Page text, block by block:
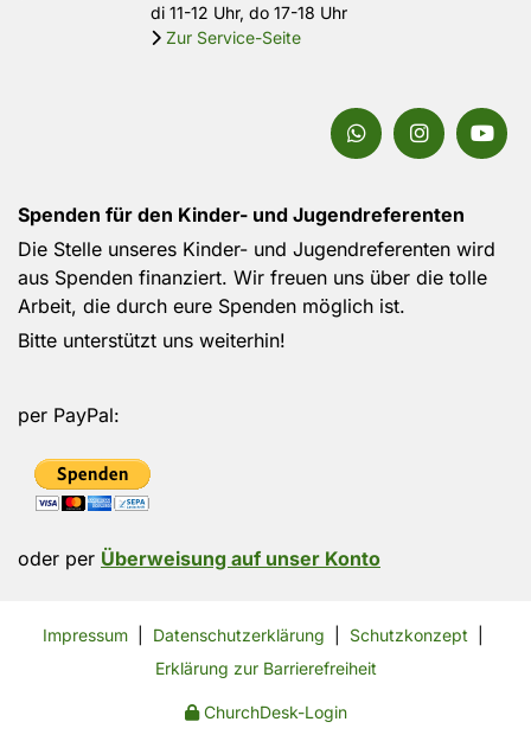
di 11-12 Uhr, do 17-18 Uhr
 Zur Service-Seite
Spenden für den Kinder- und Jugendreferenten
Die Stelle unseres Kinder- und Jugendreferenten wird
aus Spenden finanziert. Wir freuen uns über die tolle
Arbeit, die durch eure Spenden möglich ist.
Bitte unterstützt uns weiterhin!
per PayPal:
oder per Überweisung auf unser Konto
Impressum Datenschutzerklärung Schutzkonzept
Erklärung zur Barrierefreiheit
ChurchDesk-Login